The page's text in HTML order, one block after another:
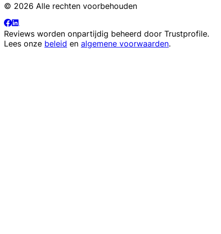
© 2026 Alle rechten voorbehouden
Reviews worden onpartijdig beheerd door Trustprofile.
Lees onze beleid en algemene voorwaarden.